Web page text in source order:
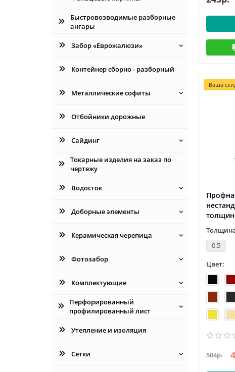
Быстровозводимые разборные
ангары
Забор «Еврожалюзи»
Контейнер сборно - разборный
Металлические софиты
Отбойники дорожные
Сайдинг
Токарные изделия на заказ по
чертежу
Водосток
Доборные элементы
Керамическая черепица
Фотозабор
Комплектующие
Перфорированный
профилированный лист
Утепление и изоляция
Сетки
Ваша
0.5
Цвет:
504р.